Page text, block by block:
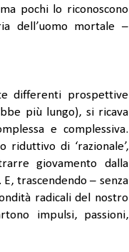
pochi lo riconoscono
dell’uomo mortale –
differenti prospettive
più lungo), si ricava
e complessiva.
riduttivo di ‘razionale’,
giovamento dalla
trascendendo – senza
radicali del nostro
impulsi, passioni,